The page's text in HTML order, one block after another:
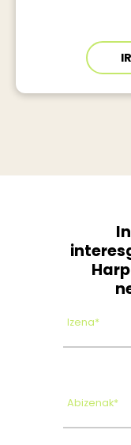
Izena*
Abizenak*